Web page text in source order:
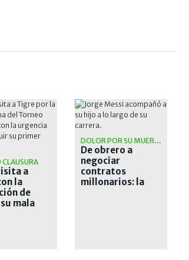
a
la
de
mala
DOLOR POR SU MUERTE
De obrero a
negociar
contratos
millonarios: la